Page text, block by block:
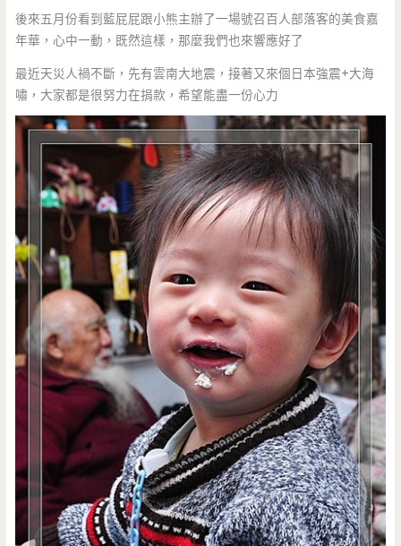
後來五月份看到藍屁屁跟小熊主辦了一場號召百人部落客的美食嘉
年華，心中一動，既然這樣，那麼我們也來響應好了
最近天災人禍不斷，先有雲南大地震，接著又來個日本強震+大海
嘯，大家都是很努力在捐款，希望能盡一份心力